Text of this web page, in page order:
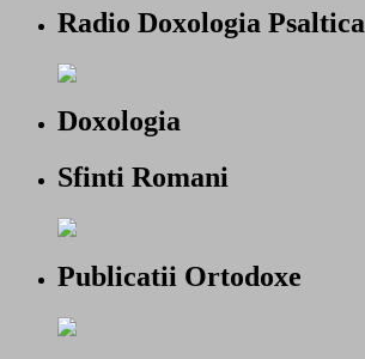
Radio Doxologia Psaltica
Doxologia
Sfinti Romani
Publicatii Ortodoxe